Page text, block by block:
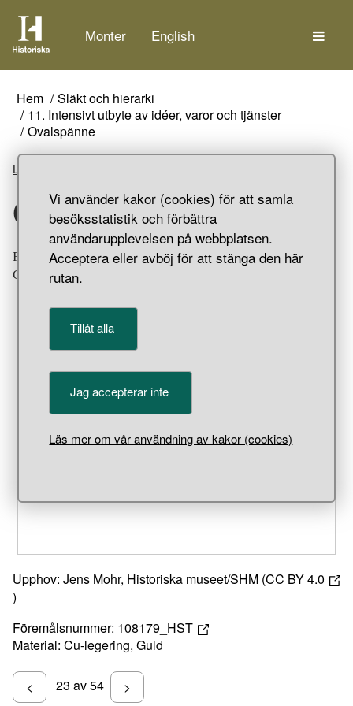
Vi använder kakor (cookies) för att samla
besöksstatistik och förbättra
användarupplevelsen på webbplatsen.
Acceptera eller avböj för att stänga den här
rutan.
Tillåt alla
Jag accepterar inte
Läs mer om vår användning av kakor (cookies)
Monter English
Hem
Släkt och hierarki
11. Intensivt utbyte av idéer, varor och tjänster
Ovalspänne
Lyssna
Ovalspänne
Fragment av överskållan till ett förgyllt ovalspänne.
Gravfynd från Birka, Bj 750, Adelsö socken, Uppland.
Unable to open [object Object]: HTTP 0 attempting to load
TileSource
Upphov: Jens Mohr, Historiska museet/SHM (CC BY 4.0
)
Föremålsnummer: 108179_HST
Material: Cu-legering, Guld
< 23 av 54 >